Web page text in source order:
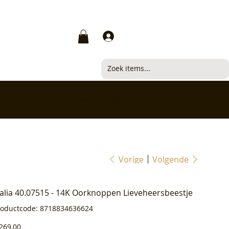
Vorige Volgende
40.07515 - 14K Oorknoppen Lieveheersbeestje
Productcode
8718834636624
8718834636624